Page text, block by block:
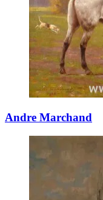
Andre Marchand